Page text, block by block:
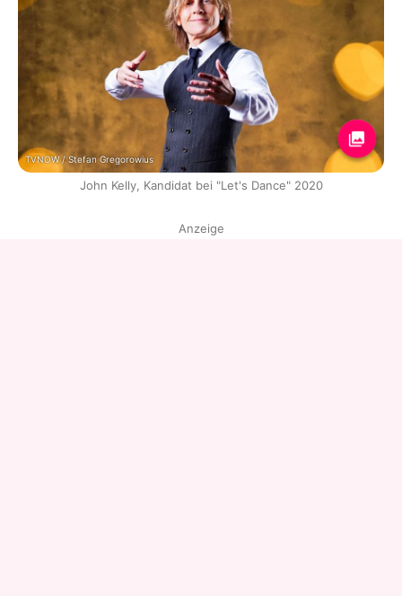
TVNOW / Stefan Gregorowius
John Kelly, Kandidat bei "Let's Dance" 2020
Anzeige